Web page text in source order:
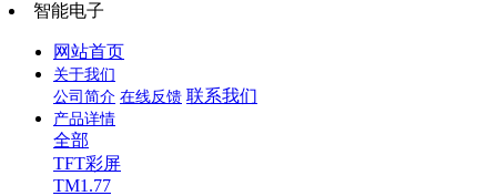
智能电子
网站首页
关于我们
公司简介 在线反馈 联系我们
产品详情
全部
TFT彩屏
TM1.77